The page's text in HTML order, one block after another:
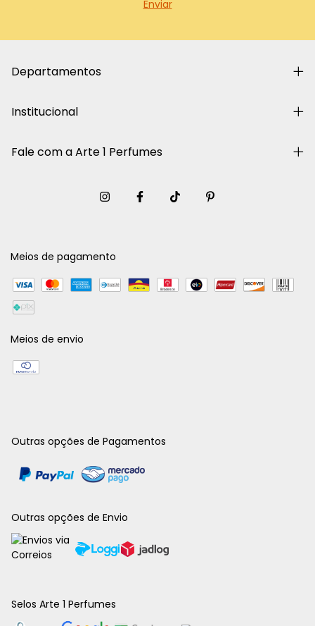
Departamentos
Institucional
Fale com a Arte 1 Perfumes
Meios de pagamento
Meios de envio
Outras opções de Pagamentos
Outras opções de Envio
Selos Arte 1 Perfumes